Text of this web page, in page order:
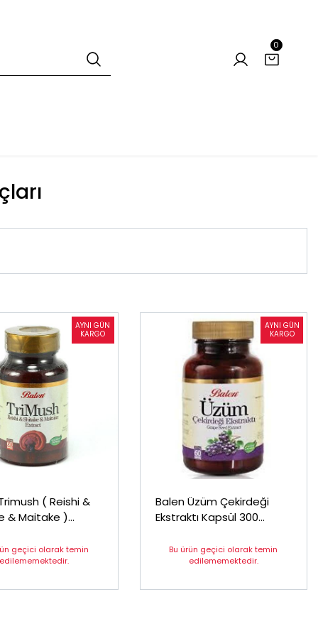
0
( Reishi &
& Maitake )
geçici olarak temin
edilememektedir.
Balen Üzüm Çekirdeği
Ekstraktı Kapsül 300
Bu ürün geçici olarak temin
edilememektedir.